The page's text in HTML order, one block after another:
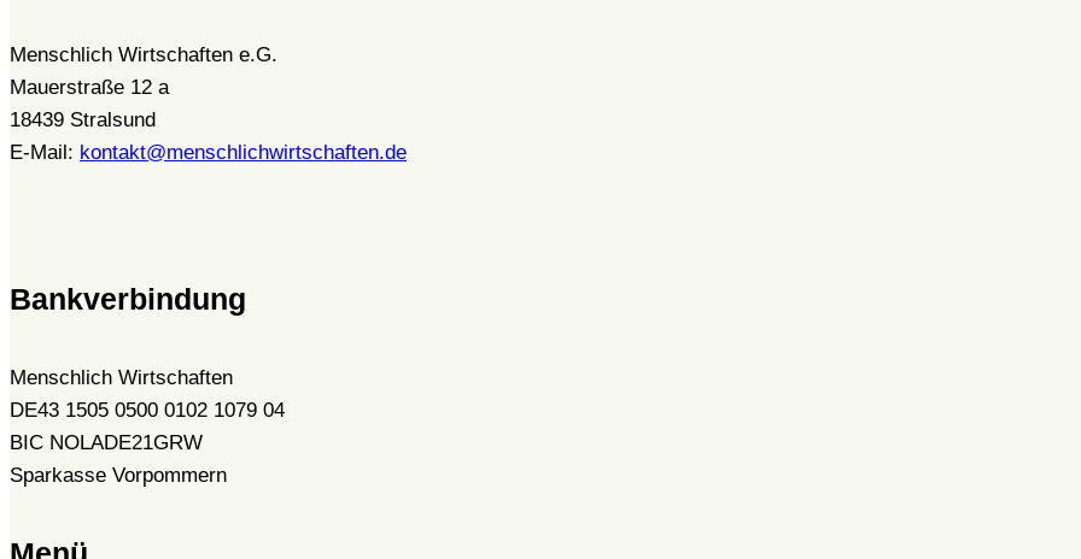
Menschlich Wirtschaften e.G.
Mauerstraße 12 a
18439 Stralsund
E-Mail: kontakt@menschlichwirtschaften.de
Bankverbindung
Menschlich Wirtschaften
DE43 1505 0500 0102 1079 04
BIC NOLADE21GRW
Sparkasse Vorpommern